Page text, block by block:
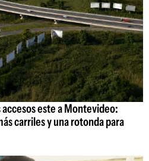
este a Montevideo:
carriles y una rotonda para